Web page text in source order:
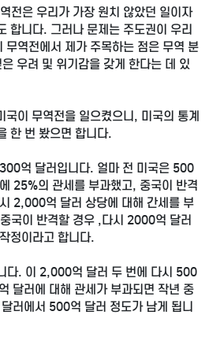
전은 우리가 가장 원치 않았던 일이자
합니다. 그러나 문제는 주도권이 우리
무역전에서 제가 주목하는 점은 무역 분
우려 및 위기감을 갖게 한다는 데 있
국이 무역전을 일으켰으니, 미국의 통계
한 번 봤으면 합니다.
억 달러입니다. 얼마 전 미국은 500
25%의 관세를 부과했고, 중국이 반격
2,000억 달러 상당에 대해 간세를 부
국이 반격할 경우 ,다시 2000억 달러
정이라고 합니다.
다. 이 2,000억 달러 두 번에 다시 500
달러에 대해 관세가 부과되면 작년 중
러에서 500억 달러 정도가 남게 됩니